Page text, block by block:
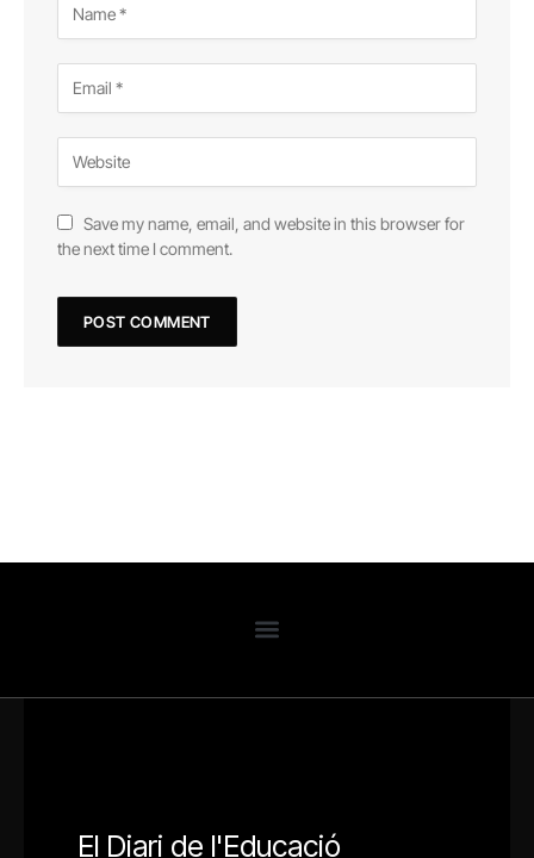
Save my name, email, and website in this browser for
the next time I comment.